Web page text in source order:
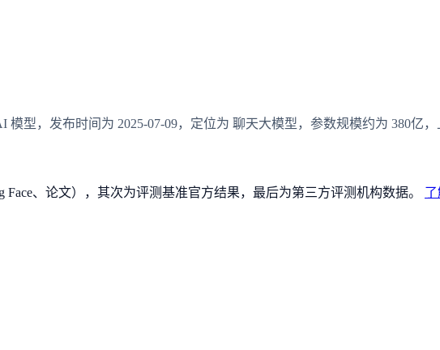
模型，发布时间为 2025-07-09，定位为 聊天大模型，参数规模约为 380亿
、论文），其次为评测基准官方结果，最后为第三方评测机构数据。